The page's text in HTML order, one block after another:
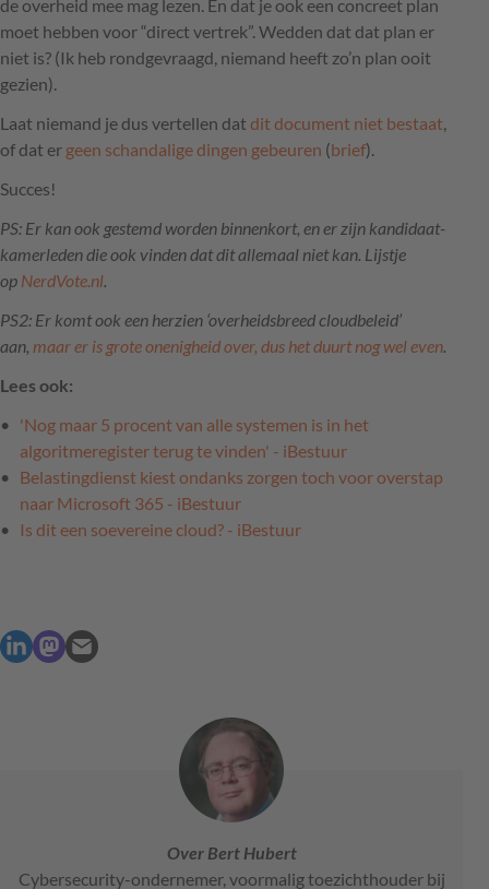
de overheid mee mag lezen. En dat je ook een concreet plan
moet hebben voor “direct vertrek”. Wedden dat dat plan er
niet is? (Ik heb rondgevraagd, niemand heeft zo’n plan ooit
gezien).
Laat niemand je dus vertellen dat dit document niet bestaat,
of dat er geen schandalige dingen gebeuren (brief).
Succes!
PS: Er kan ook gestemd worden binnenkort, en er zijn kandidaat-
kamerleden die ook vinden dat dit allemaal niet kan. Lijstje
op NerdVote.nl.
PS2: Er komt ook een herzien ‘overheidsbreed cloudbeleid’
aan, maar er is grote onenigheid over, dus het duurt nog wel even.
Lees ook:
'Nog maar 5 procent van alle systemen is in het
algoritmeregister terug te vinden' - iBestuur
Belastingdienst kiest ondanks zorgen toch voor overstap
naar Microsoft 365 - iBestuur
Is dit een soevereine cloud? - iBestuur
Over Bert Hubert
Cybersecurity-ondernemer, voormalig toezichthouder bij